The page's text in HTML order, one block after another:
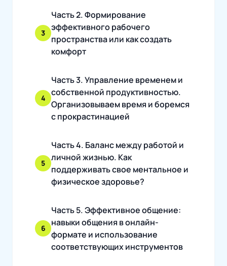
3
Часть 2. Формирование
эффективного рабочего
пространства или как создать
комфорт
4
Часть 3. Управление временем и
собственной продуктивностью.
Организовываем время и боремся
с прокрастинацией
5
Часть 4. Баланс между работой и
личной жизнью. Как
поддерживать свое ментальное и
физическое здоровье?
6
Часть 5. Эффективное общение:
навыки общения в онлайн-
формате и использование
соответствующих инструментов